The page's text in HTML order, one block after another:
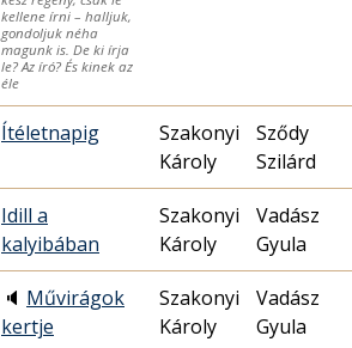
kellene írni – halljuk,
gondoljuk néha
magunk is. De ki írja
le? Az író? És kinek az
éle
Ítéletnapig
Szakonyi
Károly
Sződy
Szilárd
Idill a
kalyibában
Szakonyi
Károly
Vadász
Gyula
🔈 Művirágok
kertje
Szakonyi
Károly
Vadász
Gyula